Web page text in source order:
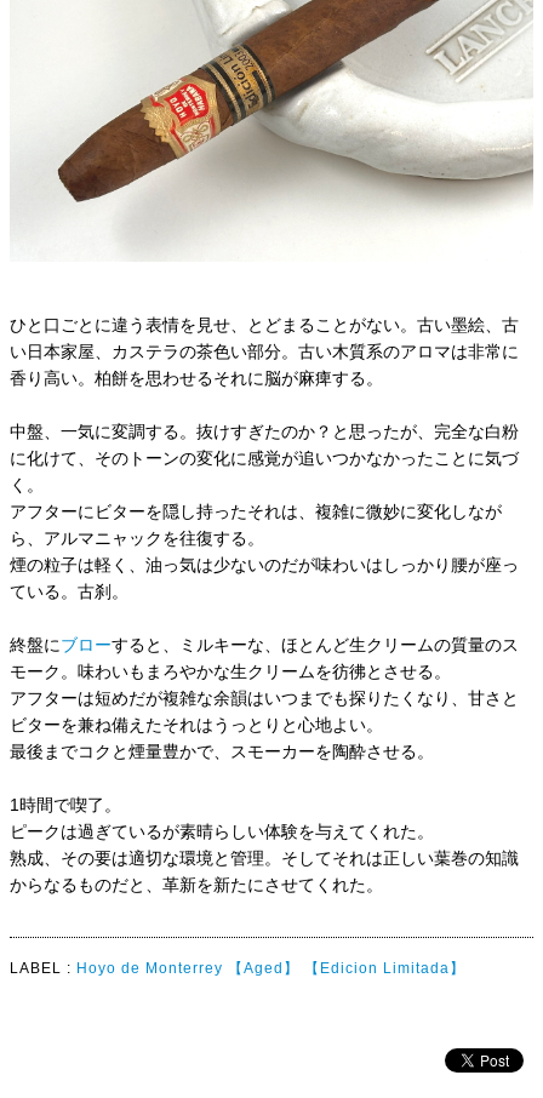
ひと口ごとに違う表情を見せ、とどまることがない。古い墨絵、古
い日本家屋、カステラの茶色い部分。古い木質系のアロマは非常に
香り高い。柏餅を思わせるそれに脳が麻痺する。
中盤、一気に変調する。抜けすぎたのか？と思ったが、完全な白粉
に化けて、そのトーンの変化に感覚が追いつかなかったことに気づ
く。
アフターにビターを隠し持ったそれは、複雑に微妙に変化しなが
ら、アルマニャックを往復する。
煙の粒子は軽く、油っ気は少ないのだが味わいはしっかり腰が座っ
ている。古刹。
終盤にブローすると、ミルキーな、ほとんど生クリームの質量のス
モーク。味わいもまろやかな生クリームを彷彿とさせる。
アフターは短めだが複雑な余韻はいつまでも探りたくなり、甘さと
ビターを兼ね備えたそれはうっとりと心地よい。
最後までコクと煙量豊かで、スモーカーを陶酔させる。
1時間で喫了。
ピークは過ぎているが素晴らしい体験を与えてくれた。
熟成、その要は適切な環境と管理。そしてそれは正しい葉巻の知識
からなるものだと、革新を新たにさせてくれた。
LABEL : Hoyo de Monterrey 【Aged】 【Edicion Limitada】